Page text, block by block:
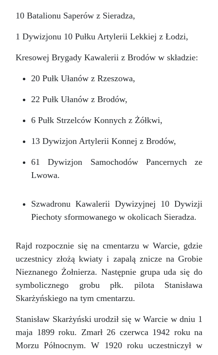
10 Batalionu Saperów z Sieradza,
1 Dywizjonu 10 Pułku Artylerii Lekkiej z Łodzi,
Kresowej Brygady Kawalerii z Brodów w składzie:
20 Pułk Ułanów z Rzeszowa,
22 Pułk Ułanów z Brodów,
6 Pułk Strzelców Konnych z Żółkwi,
13 Dywizjon Artylerii Konnej z Brodów,
61 Dywizjon Samochodów Pancernych ze
Lwowa.
Szwadronu Kawalerii Dywizyjnej 10 Dywizji
Piechoty sformowanego w okolicach Sieradza.
Rajd rozpocznie się na cmentarzu w Warcie, gdzie
uczestnicy złożą kwiaty i zapalą znicze na Grobie
Nieznanego Żołnierza. Następnie grupa uda się do
symbolicznego grobu płk. pilota Stanisława
Skarżyńskiego na tym cmentarzu.
Stanisław Skarżyński urodził się w Warcie w dniu 1
maja 1899 roku. Zmarł 26 czerwca 1942 roku na
Morzu Północnym. W 1920 roku uczestniczył w